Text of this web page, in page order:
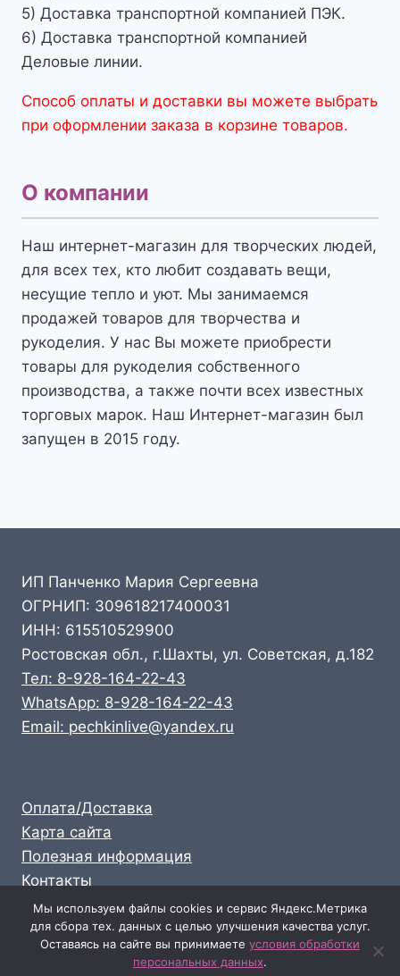
5) Доставка транспортной компанией ПЭК.
6) Доставка транспортной компанией
Деловые линии.
Способ оплаты и доставки вы можете выбрать
при оформлении заказа в корзине товаров.
О компании
Наш интернет-магазин для творческих людей,
для всех тех, кто любит создавать вещи,
несущие тепло и уют. Мы занимаемся
продажей товаров для творчества и
рукоделия. У нас Вы можете приобрести
товары для рукоделия собственного
производства, а также почти всех известных
торговых марок. Наш Интернет-магазин был
запущен в 2015 году.
ИП Панченко Мария Сергеевна
ОГРНИП: 309618217400031
ИНН: 615510529900
Ростовская обл., г.Шахты, ул. Советская, д.182
Тел: 8-928-164-22-43
WhatsApp: 8-928-164-22-43
Email: pechkinlive@yandex.ru
Оплата/Доставка
Карта сайта
Полезная информация
Контакты
Личный кабинет
Опт: 8-928-164-22-43
Розница: 8-989-711-58-47
Мы используем файлы cookies и сервис Яндекс.Метрика
для сбора тех. данных с целью улучшения качества услуг.
Оставаясь на сайте вы принимаете условия обработки
персональных данных.